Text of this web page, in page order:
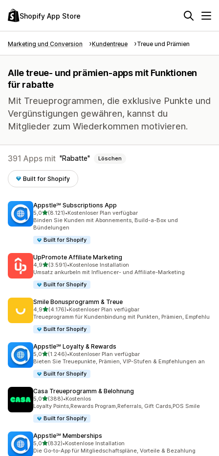
Shopify App Store
Marketing und Conversion Kundentreue Treue und Prämien
Alle treue- und prämien-apps mit Funktionen
für rabatte
Mit Treueprogrammen, die exklusive Punkte und
Vergünstigungen gewähren, kannst du
Mitglieder zum Wiederkommen motivieren.
391 Apps mit Rabatte Löschen
Built for Shopify
Appstle℠ Subscriptions App
5,0von 5 Sternen
(8.121)
8121 Rezensionen insgesamt
•Kostenloser Plan verfügbar
Binden Sie Kunden mit Abonnements, Build-a-Box und
Bündelungen
Built for Shopify
UpPromote Affiliate Marketing
4,9von 5 Sternen
(3.591)
3591 Rezensionen insgesamt
•Kostenlose Installation
Umsatz ankurbeln mit Influencer- und Affiliate-Marketing
Built for Shopify
Smile Bonusprogramm & Treue
4,9von 5 Sternen
(4.176)
4176 Rezensionen insgesamt
•Kostenloser Plan verfügbar
Treueprogramm für Kundenbindung mit Punkten, Prämien, Empfehlu
Built for Shopify
Appstle℠ Loyalty & Rewards
5,0von 5 Sternen
(1.246)
1246 Rezensionen insgesamt
•Kostenloser Plan verfügbar
Bieten Sie Treuepunkte, Prämien, VIP-Stufen & Empfehlungen an
Built for Shopify
Casa Treueprogramm & Belohnung
5,0von 5 Sternen
(388)
388 Rezensionen insgesamt
•Kostenlos
Loyalty Points,Rewards Program,Referrals, Gift Cards,POS Smile
Built for Shopify
Appstle℠ Memberships
5,0von 5 Sternen
(832)
832 Rezensionen insgesamt
•Kostenlose Installation
Die Go-to-App für Mitgliedschaftspläne, Vorteile & Bezahlung